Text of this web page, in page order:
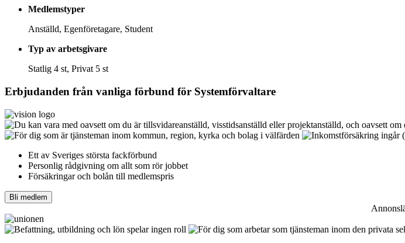
Medlemstyper
Anställd, Egenföretagare, Student
Typ av arbetsgivare
Statlig 4 st, Privat 5 st
Erbjudanden från vanliga förbund för Systemförvaltare
Ett av Sveriges största fackförbund
Personlig rådgivning om allt som rör jobbet
Försäkringar och bolån till medlemspris
Bli medlem